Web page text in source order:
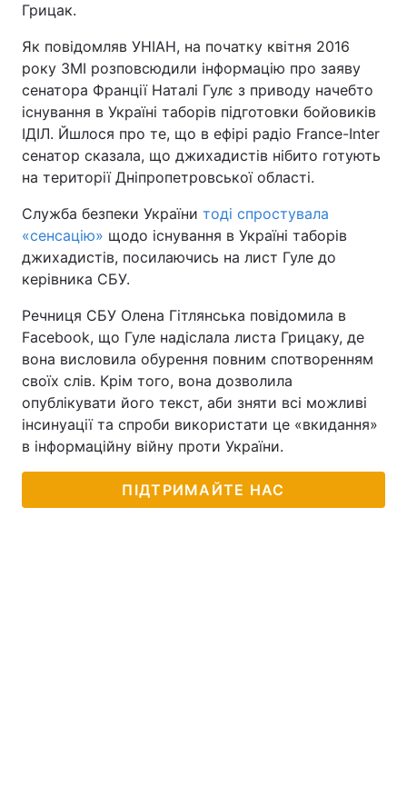
Грицак.
Як повідомляв УНІАН, на початку квітня 2016
року ЗМІ розповсюдили інформацію про заяву
сенатора Франції Наталі Гулє з приводу начебто
існування в Україні таборів підготовки бойовиків
ІДІЛ. Йшлося про те, що в ефірі радіо France-Inter
сенатор сказала, що джихадистів нібито готують
на території Дніпропетровської області.
Служба безпеки України тоді спростувала
«сенсацію» щодо існування в Україні таборів
джихадистів, посилаючись на лист Гуле до
керівника СБУ.
Речниця СБУ Олена Гітлянська повідомила в
Facebook, що Гуле надіслала листа Грицаку, де
вона висловила обурення повним спотворенням
своїх слів. Крім того, вона дозволила
опублікувати його текст, аби зняти всі можливі
інсинуації та спроби використати це «вкидання»
в інформаційну війну проти України.
ПІДТРИМАЙТЕ НАС